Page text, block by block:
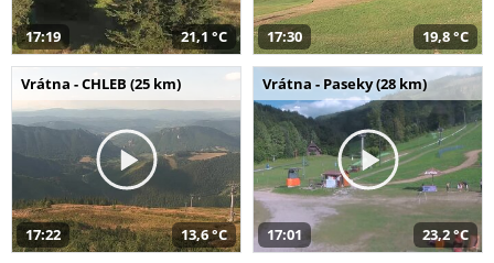
17:19 21,1 °C 17:30 19,8 °C
Vrátna - CHLEB (25 km)
17:22 13,6 °C
Vrátna - Paseky (28 km)
17:01 23,2 °C